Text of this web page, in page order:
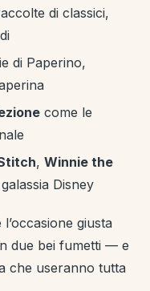
di classici,
di Paperino,
come le
, Winnie the
Disney
giusta
due bei fumetti — e
che useranno tutta